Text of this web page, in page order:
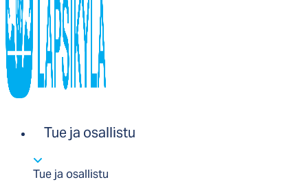
Tue ja osallistu
Tue ja osallistu